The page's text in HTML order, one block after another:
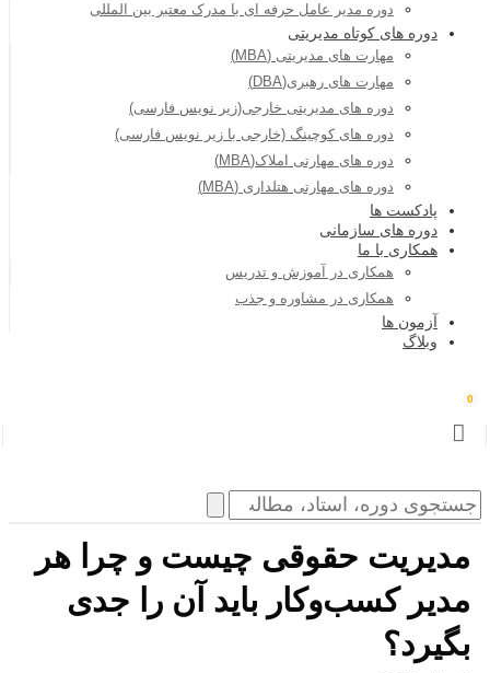
دوره مدیر عامل حرفه ای با مدرک معتبر بین المللی
دوره های کوتاه مدیریتی
مهارت های مدیریتی (MBA)
مهارت های رهبری(DBA)
دوره های مدیریتی خارجی(زیر نویس فارسی)
دوره های کوچینگ (خارجی با زیر نویس فارسی)
دوره های مهارتی املاک(MBA)
دوره های مهارتی هتلداری (MBA)
پادکست ها
دوره های سازمانی
همکاری با ما
همکاری در آموزش و تدریس
همکاری در مشاوره و جذب
آزمون ها
وبلاگ
0
مدیریت حقوقی چیست و چرا هر
مدیر کسب‌وکار باید آن را جدی
بگیرد؟